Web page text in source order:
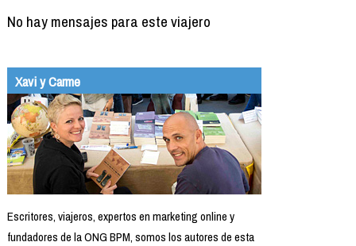
No hay mensajes para este viajero
Xavi y Carme
Escritores, viajeros, expertos en marketing online y
fundadores de la ONG BPM, somos los autores de esta